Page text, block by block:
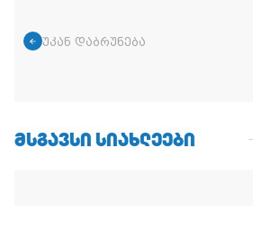
უკან დაბრუნება
ᲛᲡᲒᲐᲕᲡᲘ ᲡᲘᲐᲮᲚᲔᲔᲑᲘ